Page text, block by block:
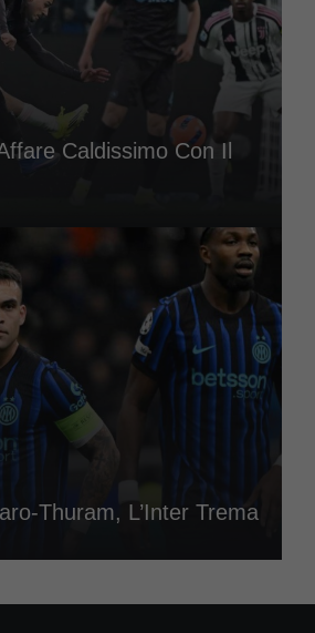
Caldissimo Con Il
Thuram, L’Inter Trema